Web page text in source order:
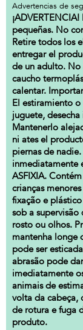
Advertencias de
pequeñas. No
Retire todos los
entregar el
de un adulto. No
caucho
calentar.
El estiramiento o
juguete,
Mantenerlo
ni ates el
piernas de
inmediatamente
ASFIXIA.
crianças
fixação e
sob a
rosto ou olhos.
mantenha longe
pode ser
abrasão pode
imediatamente
animais de
volta da cabeça,
de rotura e fuga
produto.